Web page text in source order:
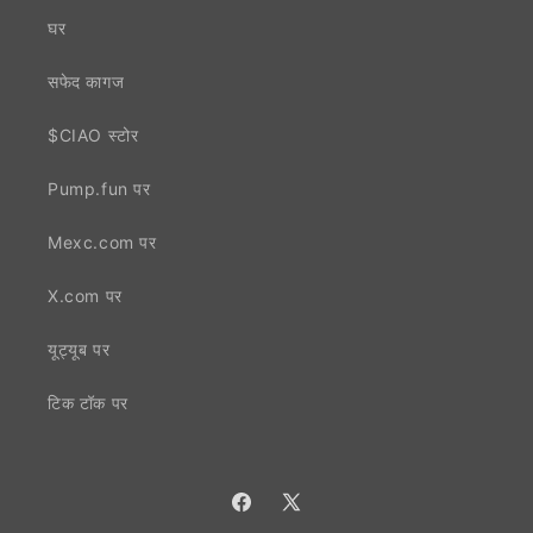
घर
सफेद कागज
$CIAO स्टोर
Pump.fun पर
Mexc.com पर
X.com पर
यूट्यूब पर
टिक टॉक पर
फेसबुक एक्स